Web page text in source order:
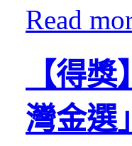
Read
【得
灣金選